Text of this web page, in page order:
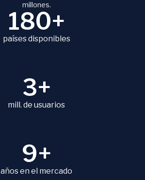
millones.
180+
países disponibles
3+
mill. de usuarios
9+
años en el mercado